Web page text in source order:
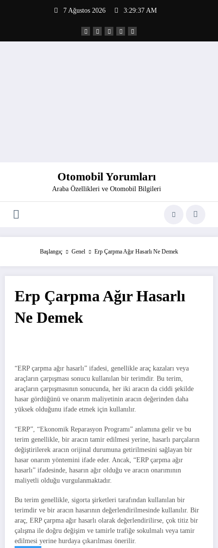
7 Ağustos 2026 3:29:37 AM
Otomobil Yorumları
Araba Özellikleri ve Otomobil Bilgileri
Başlangıç Genel Erp Çarpma Ağır Hasarlı Ne Demek
Erp Çarpma Ağır Hasarlı
Ne Demek
“ERP çarpma ağır hasarlı” ifadesi, genellikle araç kazaları veya
araçların çarpışması sonucu kullanılan bir terimdir. Bu terim,
araçların çarpışmasının sonucunda, her iki aracın da ciddi şekilde
hasar gördüğünü ve onarım maliyetinin aracın değerinden daha
yüksek olduğunu ifade etmek için kullanılır.
“ERP”, “Ekonomik Reparasyon Programı” anlamına gelir ve bu
terim genellikle, bir aracın tamir edilmesi yerine, hasarlı parçaların
değiştirilerek aracın orijinal durumuna getirilmesini sağlayan bir
hasar onarım yöntemini ifade eder. Ancak, “ERP çarpma ağır
hasarlı” ifadesinde, hasarın ağır olduğu ve aracın onarımının
maliyetli olduğu vurgulanmaktadır.
Bu terim genellikle, sigorta şirketleri tarafından kullanılan bir
terimdir ve bir aracın hasarının değerlendirilmesinde kullanılır. Bir
araç, ERP çarpma ağır hasarlı olarak değerlendirilirse, çok titiz bir
çalışma ile doğru değişim ve tamirle trafiğe sokulmalı veya tamir
edilmesi yerine hurdaya çıkarılması önerilir.